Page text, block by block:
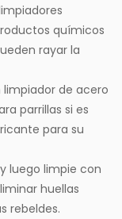
químicos
rayar la
limpiador de acero
parrillas si es
para su
luego limpie con
huellas
rebeldes.